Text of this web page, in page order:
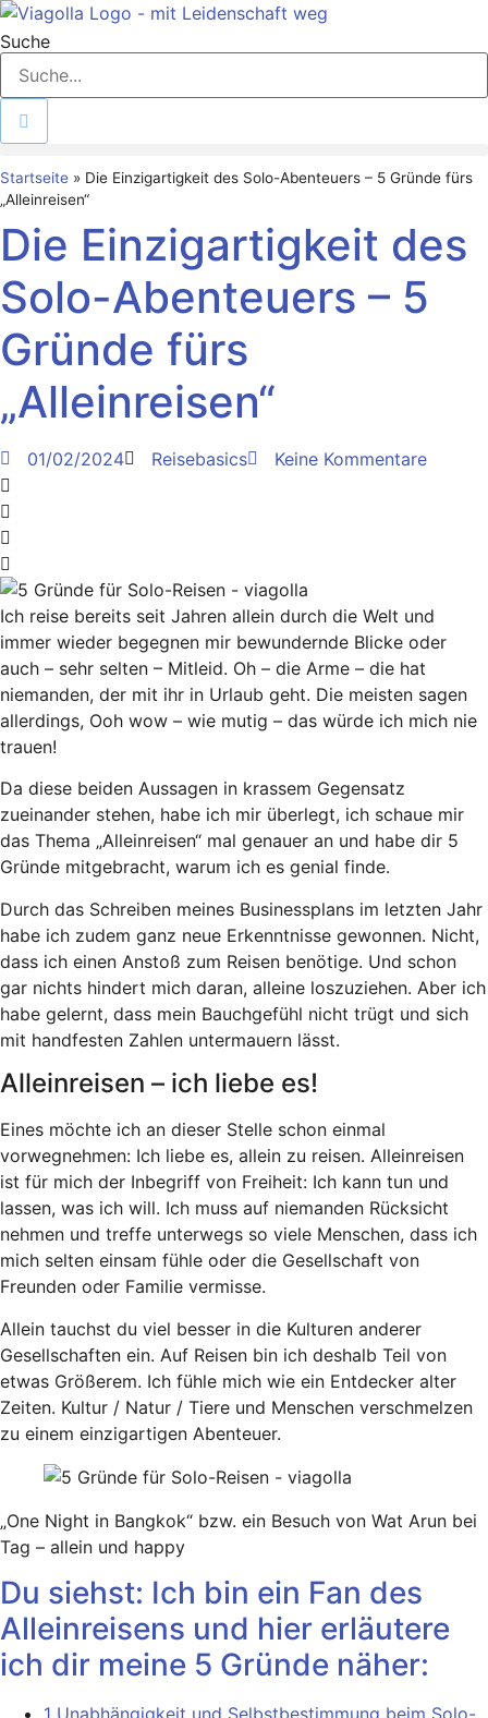
Zum
Inhalt
springen
Suche
Startseite » Die Einzigartigkeit des Solo-Abenteuers – 5 Gründe fürs
„Alleinreisen“
Die Einzigartigkeit des
Solo-Abenteuers – 5
Gründe fürs
„Alleinreisen“
01/02/2024 Reisebasics Keine Kommentare
Ich reise bereits seit Jahren allein durch die Welt und
immer wieder begegnen mir bewundernde Blicke oder
auch – sehr selten – Mitleid. Oh – die Arme – die hat
niemanden, der mit ihr in Urlaub geht. Die meisten sagen
allerdings, Ooh wow – wie mutig – das würde ich mich nie
trauen!
Da diese beiden Aussagen in krassem Gegensatz
zueinander stehen, habe ich mir überlegt, ich schaue mir
das Thema „Alleinreisen“ mal genauer an und habe dir 5
Gründe mitgebracht, warum ich es genial finde.
Durch das Schreiben meines Businessplans im letzten Jahr
habe ich zudem ganz neue Erkenntnisse gewonnen. Nicht,
dass ich einen Anstoß zum Reisen benötige. Und schon
gar nichts hindert mich daran, alleine loszuziehen. Aber ich
habe gelernt, dass mein Bauchgefühl nicht trügt und sich
mit handfesten Zahlen untermauern lässt.
Alleinreisen – ich liebe es!
Eines möchte ich an dieser Stelle schon einmal
vorwegnehmen: Ich liebe es, allein zu reisen. Alleinreisen
ist für mich der Inbegriff von Freiheit: Ich kann tun und
lassen, was ich will. Ich muss auf niemanden Rücksicht
nehmen und treffe unterwegs so viele Menschen, dass ich
mich selten einsam fühle oder die Gesellschaft von
Freunden oder Familie vermisse.
Allein tauchst du viel besser in die Kulturen anderer
Gesellschaften ein. Auf Reisen bin ich deshalb Teil von
etwas Größerem. Ich fühle mich wie ein Entdecker alter
Zeiten. Kultur / Natur / Tiere und Menschen verschmelzen
zu einem einzigartigen Abenteuer.
„One Night in Bangkok“ bzw. ein Besuch von Wat Arun bei
Tag – allein und happy
Du siehst: Ich bin ein Fan des
Alleinreisens und hier erläutere
ich dir meine 5 Gründe näher:
1 Unabhängigkeit und Selbstbestimmung beim Solo-